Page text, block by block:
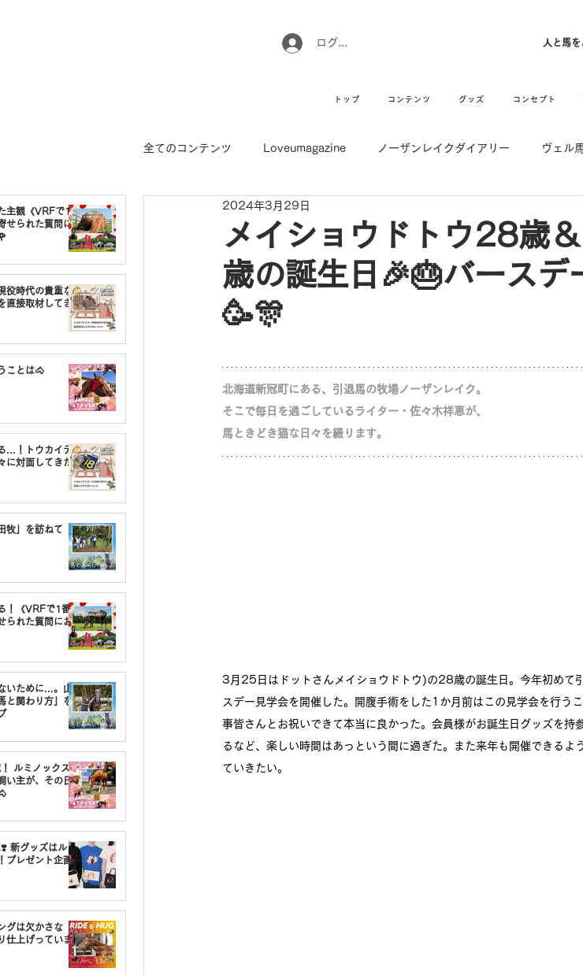
ログイン 人と馬
トップ コンテンツ グッズ コンセプト
主観《VRFで1番
せられた質問に
役時代の貴重な
直接取材してき
ことは🐴
…！トウカイテ
に対面してきた
牧」を訪ねて
！《VRFで1番〇
られた質問にお
いために…。山
と関わり方」を
ルミノックスの
い主が、その日
新グッズはルミ
プレゼント企画
グは欠かさな
仕上げっていま
全てのコンテンツ Loveumagazine ノーザンレイクダイアリー ヴェル
ウマのお坊さん徒然日記
引退馬コレクション インフォメーション Movie New
メイショウドトウ28歳
歳の誕生日🎉🎂バースデ
🥳🎊
2024年3月29日
北海道新冠町にある、引退馬の牧場ノーザンレイク。
そこで毎日を過ごしているライター・佐々木祥恵が、
馬ときどき猫な日々を綴ります。
3月25日はドットさんメイショウドトウ)の28歳の誕生日。今年初めて
スデー見学会を開催した。開腹手術をした1か月前はこの見学会を行う
事皆さんとお祝いできて本当に良かった。会員様がお誕生日グッズを持
るなど、楽しい時間はあっという間に過ぎた。また来年も開催できるよ
ていきたい。